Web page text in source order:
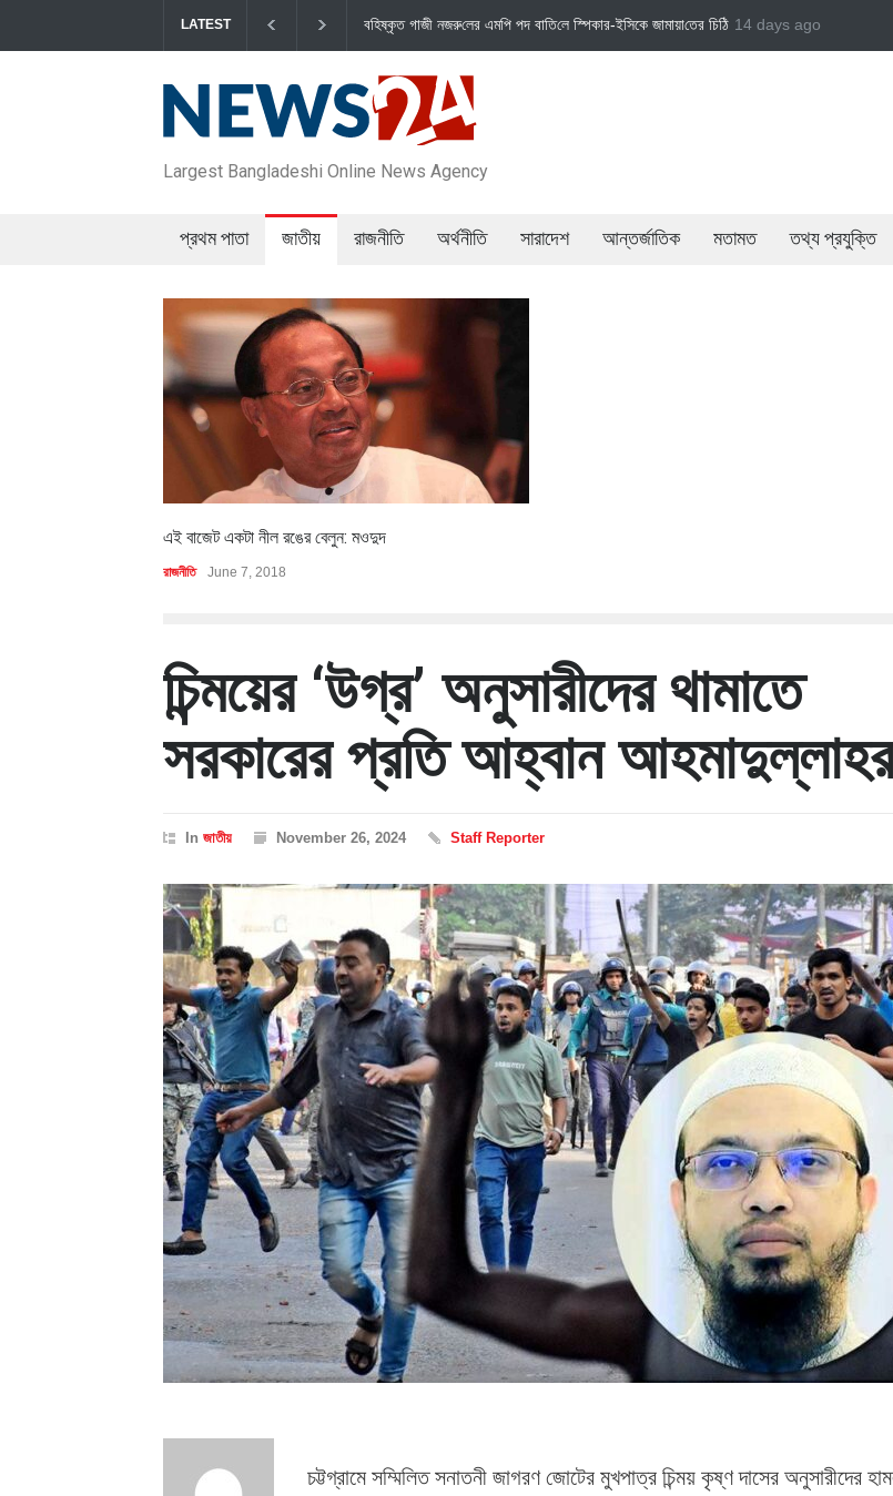
LATEST
বহিষ্কৃত গাজী নজরু‌লের এম‌পি পদ বা‌তি‌লে স্পিকার-ইসিকে জামায়া‌তের চি‌ঠি জামায়াত এমপি গাজী নজরুল ইসলামকে দল থেকে বহিষ্কার
14 days ago
Largest Bangladeshi Online News Agency
প্রথম পাতা জাতীয় রাজনীতি অর্থনীতি সারাদেশ আন্তর্জাতিক মতামত তথ্য প্রযুক্তি
এই বাজেট একটা নীল রঙের বেলুন: মওদুদ
রাজনীতি June 7, 2018
চিন্ময়ের ‘উগ্র’ অনুসারীদের থামাতে
সরকারের প্রতি আহ্বান আহমাদুল্লাহর
In জাতীয় November 26, 2024 Staff Reporter
চট্টগ্রামে সম্মিলিত সনাতনী জাগরণ জোটের মুখপাত্র চিন্ময় কৃষ্ণ দাসের অনুসারীদের